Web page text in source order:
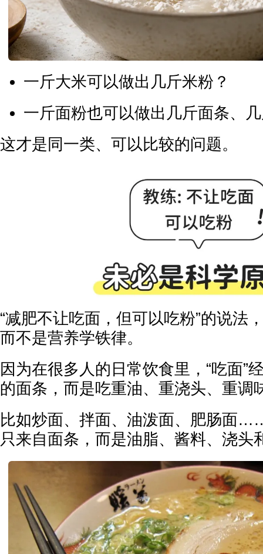
一斤大米可以做出几斤米粉？
一斤面粉也可以做出几斤面条、
这才是同一类、可以比较的问题。
“减肥不让吃面，但可以吃粉”的说法
而不是营养学铁律。
因为在很多人的日常饮食里，“吃面”
的面条，而是吃重油、重浇头、重调
比如炒面、拌面、油泼面、肥肠面
只来自面条，而是油脂、酱料、浇头